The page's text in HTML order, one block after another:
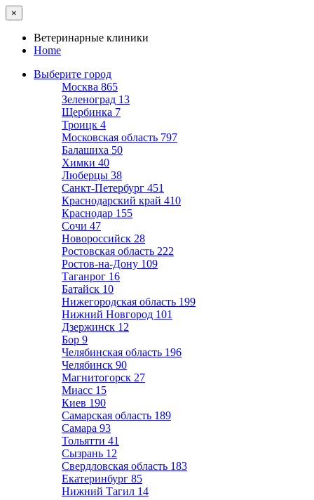
×
Ветеринарные клиники
Home
Выберите город
Москва 865
Зеленоград 13
Щербинка 7
Троицк 4
Московская область 797
Балашиха 50
Химки 40
Люберцы 38
Санкт-Петербург 451
Краснодарский край 410
Краснодар 155
Сочи 47
Новороссийск 28
Ростовская область 222
Ростов-на-Дону 109
Таганрог 16
Батайск 10
Нижегородская область 199
Нижний Новгород 101
Дзержинск 12
Бор 9
Челябинская область 196
Челябинск 90
Магнитогорск 27
Миасс 15
Киев 190
Самарская область 189
Самара 93
Тольятти 41
Сызрань 12
Свердловская область 183
Екатеринбург 85
Нижний Тагил 14